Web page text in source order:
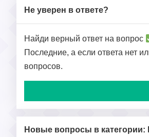
Не уверен в ответе?
Найди верный ответ на вопрос
Последние, а если ответа нет
вопросов.
Новые вопросы в категории: